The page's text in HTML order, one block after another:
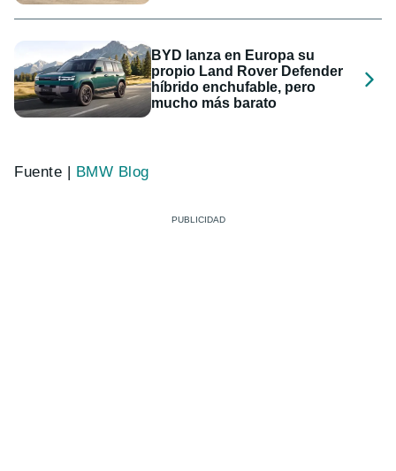
BYD lanza en Europa su
propio Land Rover Defender
híbrido enchufable, pero
mucho más barato
Fuente | BMW Blog